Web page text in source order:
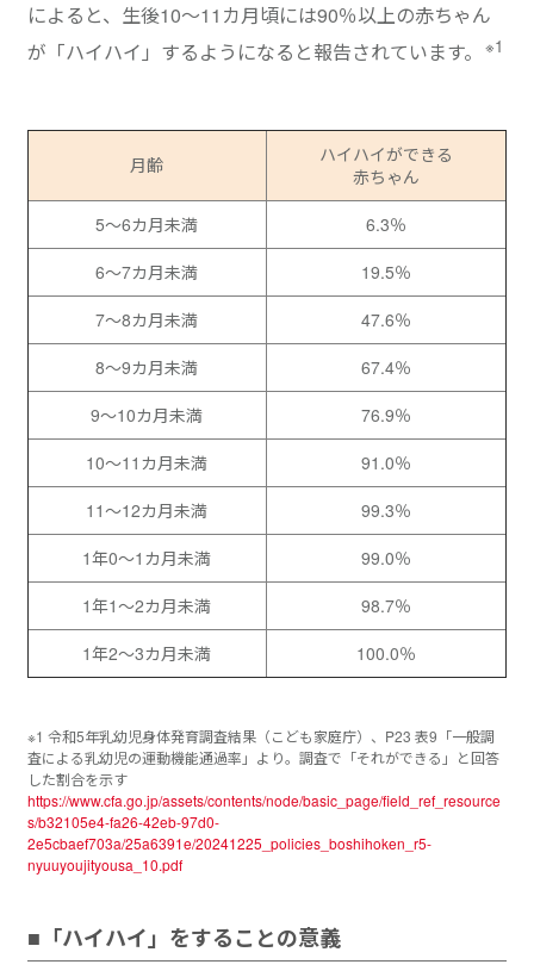
によると、生後10～11カ月頃には90％以上の赤ちゃん
が「ハイハイ」するようになると報告されています。
※1
月齢
ハイハイができる
赤ちゃん
5～6カ月未満
6.3％
6～7カ月未満
19.5％
7～8カ月未満
47.6％
8～9カ月未満
67.4％
9～10カ月未満
76.9％
10～11カ月未満
91.0％
11～12カ月未満
99.3％
1年0～1カ月未満
99.0％
1年1～2カ月未満
98.7％
1年2～3カ月未満
100.0％
※1 令和5年乳幼児身体発育調査結果（こども家庭庁）、P23 表9「一般調
査による乳幼児の運動機能通過率」より。調査で「それができる」と回答
した割合を示す
https://www.cfa.go.jp/assets/contents/node/basic_page/field_ref_resource
s/b32105e4-fa26-42eb-97d0-
2e5cbaef703a/25a6391e/20241225_policies_boshihoken_r5-
nyuuyoujityousa_10.pdf
■「ハイハイ」をすることの意義